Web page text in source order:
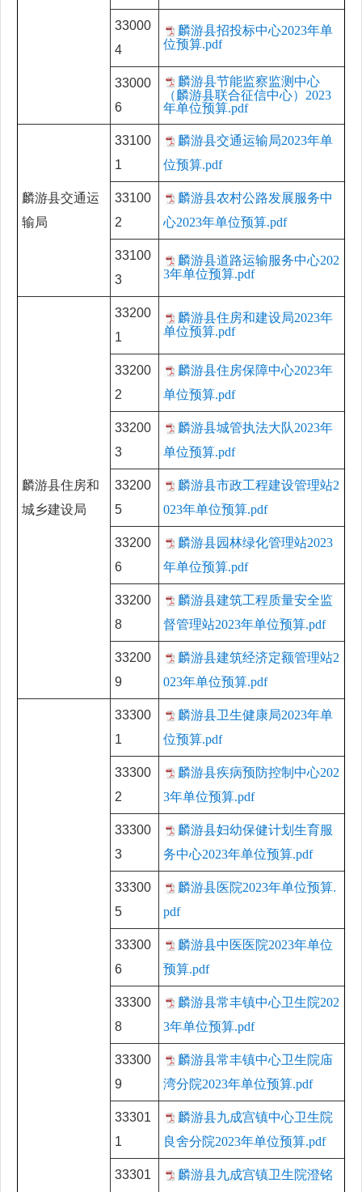
33000
4
麟游县招投标中心2023年单
位预算.pdf
33000
6
麟游县节能监察监测中心
（麟游县联合征信中心）2023
年单位预算.pdf
麟游县交通运
输局
33100
1
麟游县交通运输局2023年单
位预算.pdf
33100
2
麟游县农村公路发展服务中
心2023年单位预算.pdf
33100
3
麟游县道路运输服务中心202
3年单位预算.pdf
麟游县住房和
城乡建设局
33200
1
麟游县住房和建设局2023年
单位预算.pdf
33200
2
麟游县住房保障中心2023年
单位预算.pdf
33200
3
麟游县城管执法大队2023年
单位预算.pdf
33200
5
麟游县市政工程建设管理站2
023年单位预算.pdf
33200
6
麟游县园林绿化管理站2023
年单位预算.pdf
33200
8
麟游县建筑工程质量安全监
督管理站2023年单位预算.pdf
33200
9
麟游县建筑经济定额管理站2
023年单位预算.pdf
33300
1
麟游县卫生健康局2023年单
位预算.pdf
33300
2
麟游县疾病预防控制中心202
3年单位预算.pdf
33300
3
麟游县妇幼保健计划生育服
务中心2023年单位预算.pdf
33300
5
麟游县医院2023年单位预算.
pdf
33300
6
麟游县中医医院2023年单位
预算.pdf
33300
8
麟游县常丰镇中心卫生院202
3年单位预算.pdf
33300
9
麟游县常丰镇中心卫生院庙
湾分院2023年单位预算.pdf
33301
1
麟游县九成宫镇中心卫生院
良舍分院2023年单位预算.pdf
33301 麟游县九成宫镇卫生院澄铭